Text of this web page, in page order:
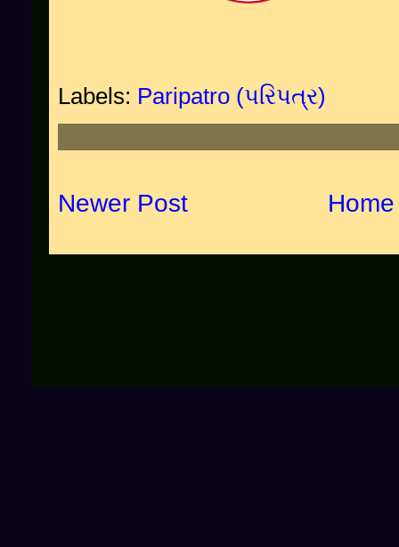
Labels: Paripatro (પરિપત્ર)
Newer Post Home